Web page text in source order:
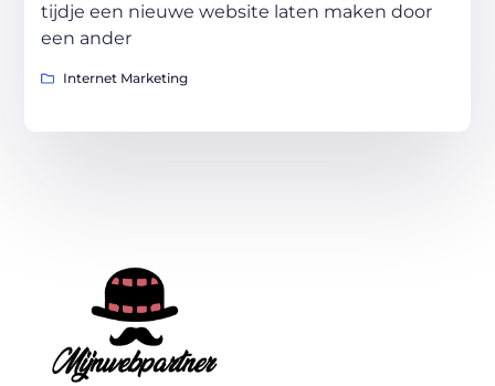
tijdje een nieuwe website laten maken door
een ander
Internet Marketing